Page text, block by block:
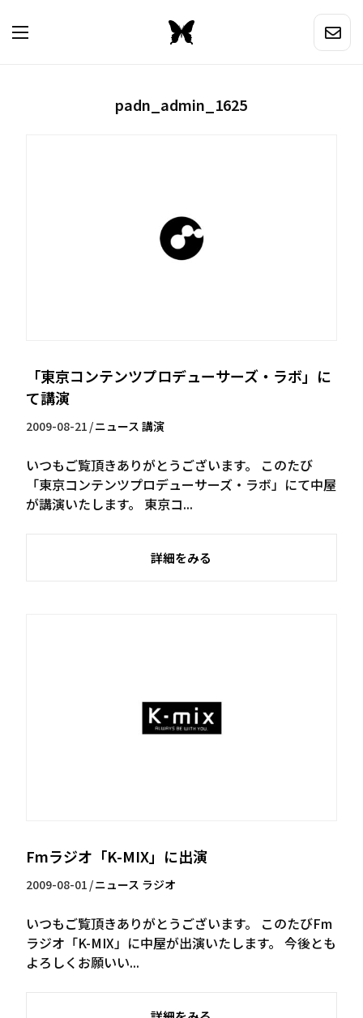
padn_admin_1625
「東京コンテンツプロデューサーズ・ラボ」に
て講演
2009-08-21 /ニュース 講演
いつもご覧頂きありがとうございます。 このたび
「東京コンテンツプロデューサーズ・ラボ」にて中屋
が講演いたします。 東京コ...
詳細をみる
Fmラジオ「K-MIX」に出演
2009-08-01 /ニュース ラジオ
いつもご覧頂きありがとうございます。 このたびFm
ラジオ「K-MIX」に中屋が出演いたします。 今後とも
よろしくお願いい...